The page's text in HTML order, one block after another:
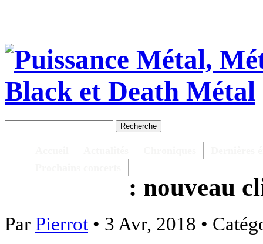
: nouveau
Par Pierrot • 3 Avr, 2018 •